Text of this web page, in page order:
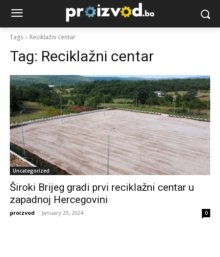
Tags Reciklažni centar
Tag: Reciklažni centar
Uncategorized
Široki Brijeg gradi prvi reciklažni centar u
zapadnoj Hercegovini
proizvod - January 29, 2024 0